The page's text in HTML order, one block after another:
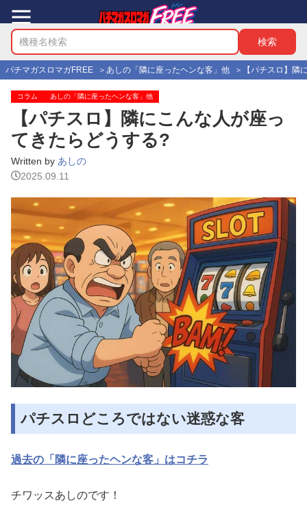
パチマガスロマガFREE あしの「隣に座ったヘンな客」他 【パチスロ】隣
コラム あしの「隣に座ったヘンな客」他
【パチスロ】隣にこんな人が座っ
てきたらどうする?
Written by あしの
2025.09.11
パチスロどころではない迷惑な客
過去の「隣に座ったヘンな客」はコチラ
チワッスあしのです！